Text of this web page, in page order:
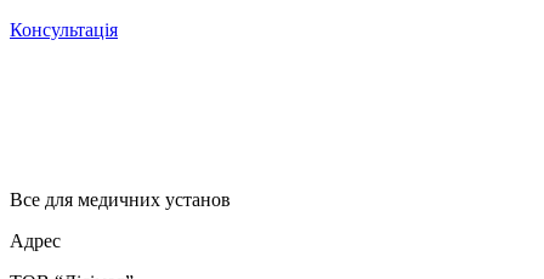
Консультація
Все для медичних установ
Адрес